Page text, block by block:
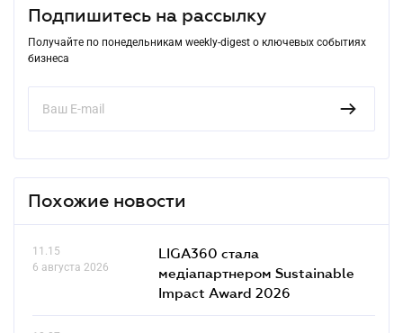
Подпишитесь на рассылку
Получайте по понедельникам weekly-digest о ключевых событиях
бизнеса
Похожие новости
11.15
6 августа 2026
LIGA360 стала
медіапартнером Sustainable
Impact Award 2026